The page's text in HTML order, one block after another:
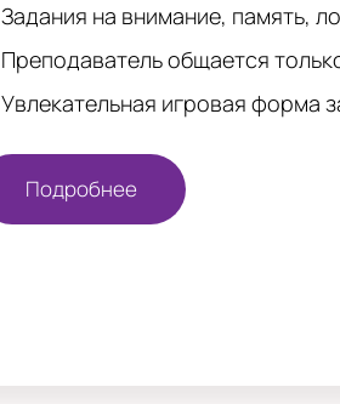
Задания на внимание, память,
Преподаватель общается
Увлекательная игровая форма
Подробнее